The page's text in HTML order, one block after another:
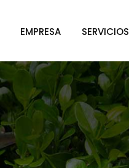
EMPRESA SERVICIOS